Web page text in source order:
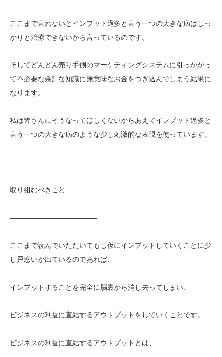
ここまで言わないとインプット過多と言う一つの大きな病はしっ
かりと治療できないから言っているのです。
そしてどんどん売り手側のマーケティングシステムに引っかかっ
て不必要な余計な知識に無意味なお金をつぎ込んでしまう結果に
なります。
私は皆さんにそうなってほしくないからあえてインプット過多と
言う一つの大きな病のような少し刺激的な表現を使っています。
————————————–
取り組むべきこと
————————————–
ここまで読んでいただいてもし仮にインプットしていくことに少
し戸惑いが出ているのであれば、
インプットすることを完全に脳裏から消し去ってしまい、
ビジネスの利益に直結するアウトプットをしていくことです。
ビジネスの利益に直結するアウトプットとは、